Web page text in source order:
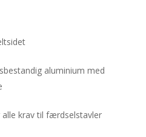
aluminium med
krav til færdselstavler